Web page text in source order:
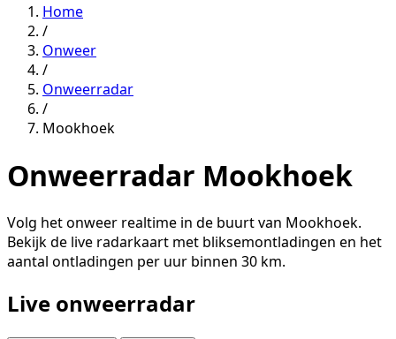
Home
/
Onweer
/
Onweerradar
/
Mookhoek
Onweerradar Mookhoek
Volg het onweer realtime in de buurt van Mookhoek.
Bekijk de live radarkaart met bliksemontladingen en het
aantal ontladingen per uur binnen 30 km.
Live onweerradar